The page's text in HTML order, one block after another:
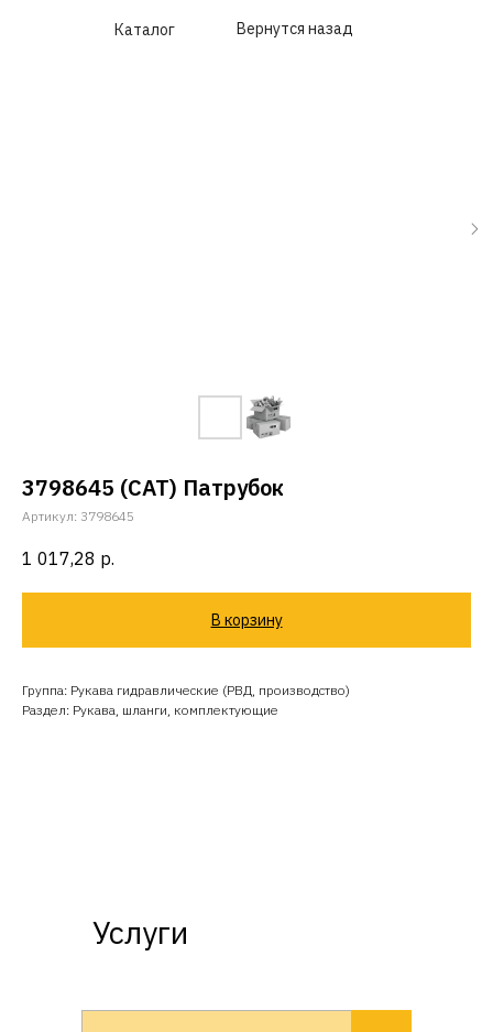
Каталог Вернутся назад
3798645 (CAT) Патрубок
Артикул: 3798645
1 017,28 р.
В корзину
Группа: Рукава гидравлические (РВД, производство)
Раздел: Рукава, шланги, комплектующие
Услуги